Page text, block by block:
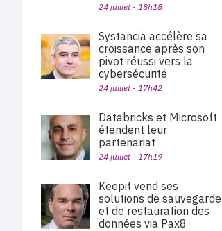
24 juillet - 18h18
Systancia accélère sa
croissance après son
pivot réussi vers la
cybersécurité
24 juillet - 17h42
Databricks et Microsoft
étendent leur
partenariat
24 juillet - 17h19
Keepit vend ses
solutions de sauvegarde
et de restauration des
données via Pax8